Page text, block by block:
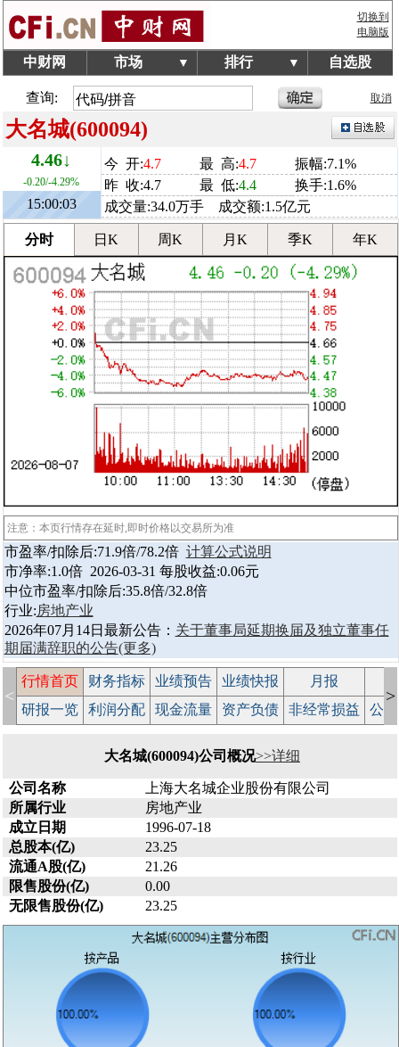
切换到
电脑版
中财网 市场 ▼ 排行 ▼ 自选股
查询: 取消
大名城(600094)
4.46↓
-0.20/-4.29%
15:00:03
今 开:4.7 最 高:4.7
振幅:7.1%
昨 收:4.7
最 低:4.4
换手:1.6%
成交量:34.0万手 成交额:1.5亿元
分时 日K 周K 月K 季K 年K
注意：本页行情存在延时,即时价格以交易所为准
市盈率/扣除后:71.9倍/78.2倍 计算公式说明
市净率:1.0倍 2026-03-31 每股收益:0.06元
中位市盈率/扣除后:35.8倍/32.8倍
行业:房地产业
2026年07月14日最新公告： 关于董事局延期换届及独立董事任
期届满辞职的公告(更多)
<
行情首页 财务指标 业绩预告 业绩快报 月报
研报一览
利润分配 现金流量 资产负债 非经常损益 公
>
大名城(600094)公司概况>>详细
公司名称
上海大名城企业股份有限公司
所属行业
房地产业
成立日期
1996-07-18
总股本(亿)
23.25
流通A股(亿)
21.26
限售股份(亿)
0.00
无限售股份(亿)
23.25